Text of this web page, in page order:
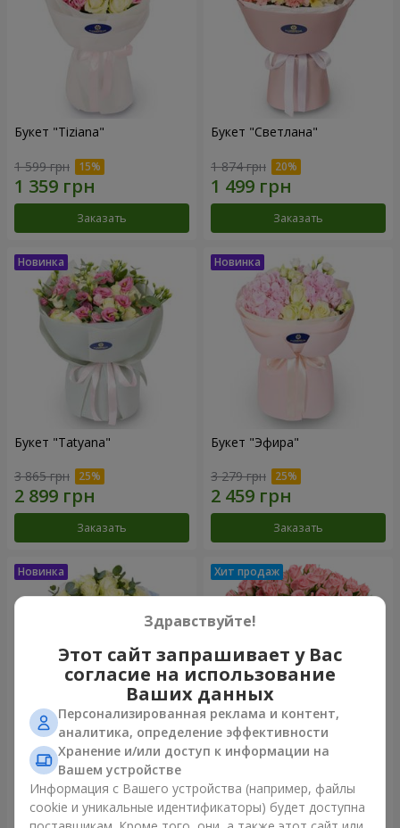
Букет "Tiziana"
1 599 грн
Заказать
Букет "Светлана"
1 874 грн
Заказать
Букет "Tatyana"
3 865 грн
Заказать
Букет "Эфира"
3 279 грн
Заказать
15 белых роз
1 749 грн
Цветы в коробке "Розовый
оазис"
2 749 грн
Здравствуйте!
Этот сайт запрашивает у Вас
согласие на использование
Ваших данных
Персонализированная реклама и контент,
аналитика, определение эффективности
Хранение и/или доступ к информации на
Вашем устройстве
Информация с Вашего устройства (например, файлы
cookie и уникальные идентификаторы) будет доступна